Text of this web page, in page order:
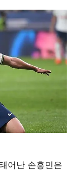
어난 손흥민은